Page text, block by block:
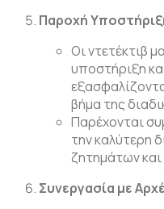
Παροχή
Οι ντετέκτιβ
υποστήριξη
βήμα της
Παρέχονται
την καλύτερη
ζητημάτων
Συνεργασία με